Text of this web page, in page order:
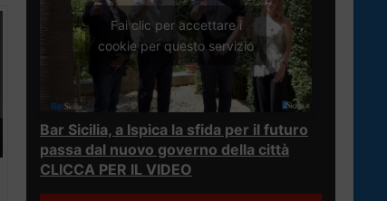
Fai clic per accettare i
cookie per questo servizio
Bar Sicilia, a Ispica la sfida per il futuro
passa dal nuovo governo della città
CLICCA PER IL VIDEO